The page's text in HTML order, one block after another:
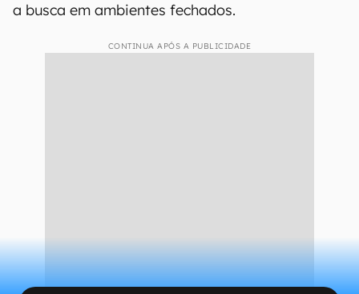
a busca em ambientes fechados.
CONTINUA APÓS A PUBLICIDADE